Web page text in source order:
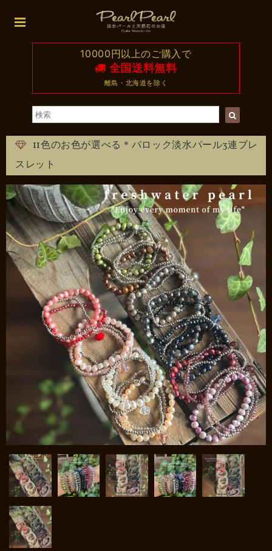
10000円以上のご購入で
全国送料無料
離島・北海道を除く
11色のお色が選べる＊バロック淡水パール3連ブレ
スレット